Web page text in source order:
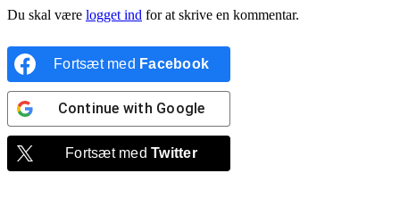
Du skal være logget ind for at skrive en kommentar.
Fortsæt med Facebook
Continue with Google
Fortsæt medTwitter